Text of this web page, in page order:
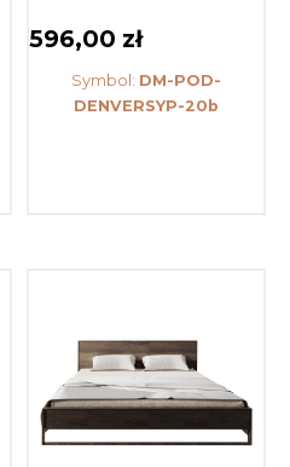
596,00 zł
Symbol: DM-POD-
DENVERSYP-20b